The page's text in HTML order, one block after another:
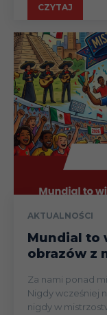
CZYTAJ
AKTUALNOŚCI
Mundial to
obrazów z
Za nami ponad
Nigdy wcześniej
nigdy w